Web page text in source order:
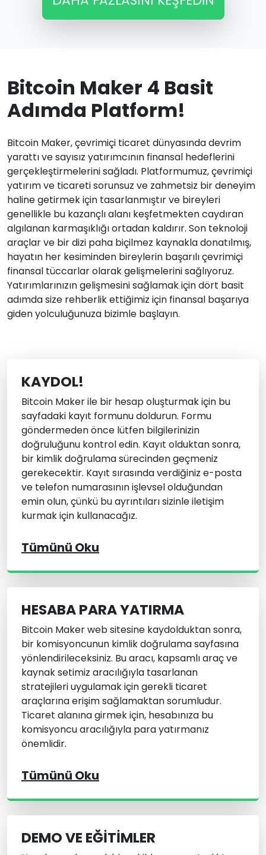
Bitcoin Maker 4 Basit
Adımda Platform!
Bitcoin Maker, çevrimiçi ticaret dünyasında devrim
yarattı ve sayısız yatırımcının finansal hedeflerini
gerçekleştirmelerini sağladı. Platformumuz, çevrimiçi
yatırım ve ticareti sorunsuz ve zahmetsiz bir deneyim
haline getirmek için tasarlanmıştır ve bireyleri
genellikle bu kazançlı alanı keşfetmekten caydıran
algılanan karmaşıklığı ortadan kaldırır. Son teknoloji
araçlar ve bir dizi paha biçilmez kaynakla donatılmış,
hayatın her kesiminden bireylerin başarılı çevrimiçi
finansal tüccarlar olarak gelişmelerini sağlıyoruz.
Yatırımlarınızın gelişmesini sağlamak için dört basit
adımda size rehberlik ettiğimiz için finansal başarıya
giden yolculuğunuza bizimle başlayın.
KAYDOL!
Bitcoin Maker ile bir hesap oluşturmak için bu
sayfadaki kayıt formunu doldurun. Formu
göndermeden önce lütfen bilgilerinizin
doğruluğunu kontrol edin. Kayıt olduktan sonra,
bir kimlik doğrulama sürecinden geçmeniz
gerekecektir. Kayıt sırasında verdiğiniz e-posta
ve telefon numarasının işlevsel olduğundan
emin olun, çünkü bu ayrıntıları sizinle iletişim
kurmak için kullanacağız.
Tümünü Oku
HESABA PARA YATIRMA
Bitcoin Maker web sitesine kaydolduktan sonra,
bir komisyoncunun kimlik doğrulama sayfasına
yönlendirileceksiniz. Bu aracı, kapsamlı araç ve
kaynak setimiz aracılığıyla tasarlanan
stratejileri uygulamak için gerekli ticaret
araçlarına erişim sağlamaktan sorumludur.
Ticaret alanına girmek için, hesabınıza bu
komisyoncu aracılığıyla para yatırmanız
önemlidir.
Tümünü Oku
DEMO VE EĞITIMLER